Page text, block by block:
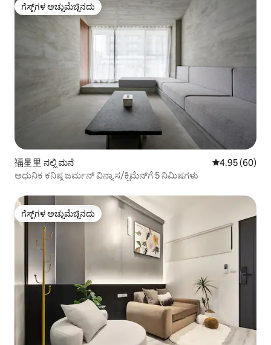
ಗೆಸ್ಟ್‌ಗಳ ಅಚ್ಚುಮೆಚ್ಚಿನದು
ಗೆಸ್ಟ್‌ಗಳ ಅಚ್ಚುಮೆಚ್ಚಿನದು
福星里 ನಲ್ಲಿ ಮನೆ 5 ರಲ್ಲಿ 4.95
4.95 (60)
ಆಧುನಿಕ ಕನಿಷ್ಠ ಜರ್ಮನ್ ವಿನ್ಯಾಸ/ಕ್ಸಿಮೆನ್‌ಗೆ 5 ನಿಮಿಷಗಳು
ಗೆಸ್ಟ್‌ಗಳ ಅಚ್ಚುಮೆಚ್ಚಿನದು
ಗೆಸ್ಟ್‌ಗಳ ಅಚ್ಚುಮೆಚ್ಚಿನದು